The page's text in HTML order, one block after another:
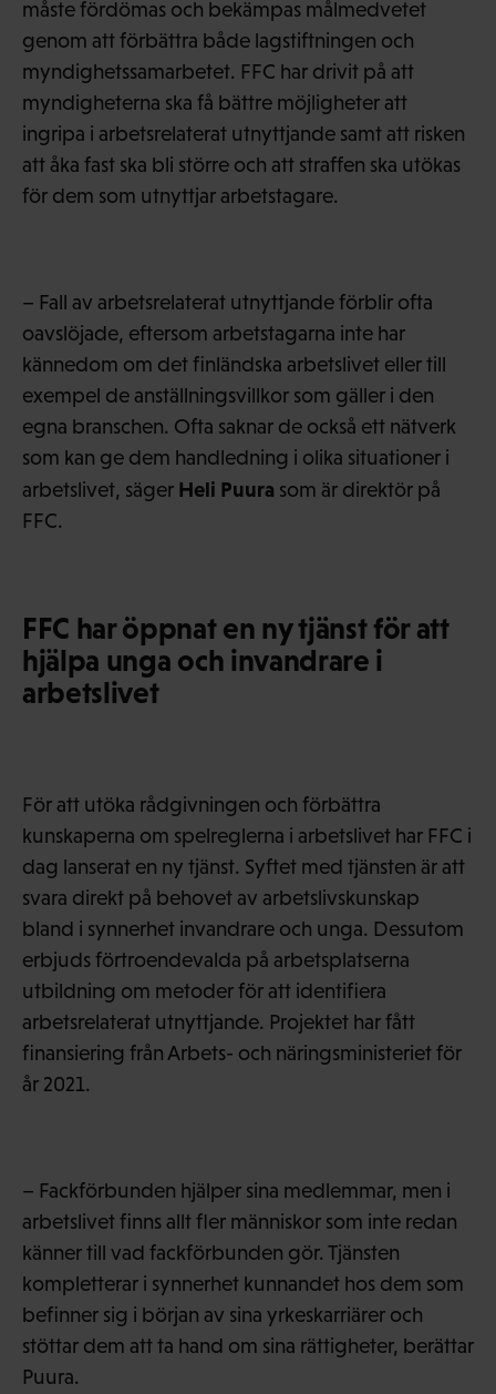
måste fördömas och bekämpas målmedvetet
genom att förbättra både lagstiftningen och
myndighetssamarbetet. FFC har drivit på att
myndigheterna ska få bättre möjligheter att
ingripa i arbetsrelaterat utnyttjande samt att risken
att åka fast ska bli större och att straffen ska utökas
för dem som utnyttjar arbetstagare.
– Fall av arbetsrelaterat utnyttjande förblir ofta
oavslöjade, eftersom arbetstagarna inte har
kännedom om det finländska arbetslivet eller till
exempel de anställningsvillkor som gäller i den
egna branschen. Ofta saknar de också ett nätverk
som kan ge dem handledning i olika situationer i
arbetslivet, säger Heli Puura som är direktör på
FFC.
FFC har öppnat en ny tjänst för att
hjälpa unga och invandrare i
arbetslivet
För att utöka rådgivningen och förbättra
kunskaperna om spelreglerna i arbetslivet har FFC i
dag lanserat en ny tjänst. Syftet med tjänsten är att
svara direkt på behovet av arbetslivskunskap
bland i synnerhet invandrare och unga. Dessutom
erbjuds förtroendevalda på arbetsplatserna
utbildning om metoder för att identifiera
arbetsrelaterat utnyttjande. Projektet har fått
finansiering från Arbets- och näringsministeriet för
år 2021.
– Fackförbunden hjälper sina medlemmar, men i
arbetslivet finns allt fler människor som inte redan
känner till vad fackförbunden gör. Tjänsten
kompletterar i synnerhet kunnandet hos dem som
befinner sig i början av sina yrkeskarriärer och
stöttar dem att ta hand om sina rättigheter, berättar
Puura.